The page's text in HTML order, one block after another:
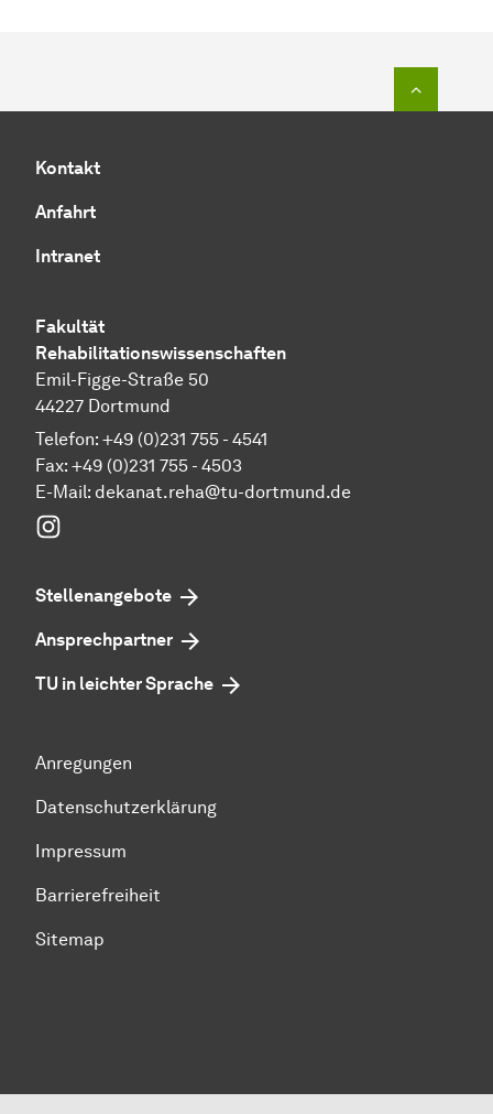
Kontakt
Anfahrt
Intranet
Fakultät
Rehabilitationswissenschaften
Emil-Figge-Straße 50
44227 Dortmund
Telefon: +49 (0)231 755 - 4541
Fax: +49 (0)231 755 - 4503
E-Mail: dekanat.reha@tu-dortmund.de
Stellenangebote
Ansprechpartner
TU in leichter Sprache
Anregungen
Datenschutzerklärung
Impressum
Barrierefreiheit
Sitemap